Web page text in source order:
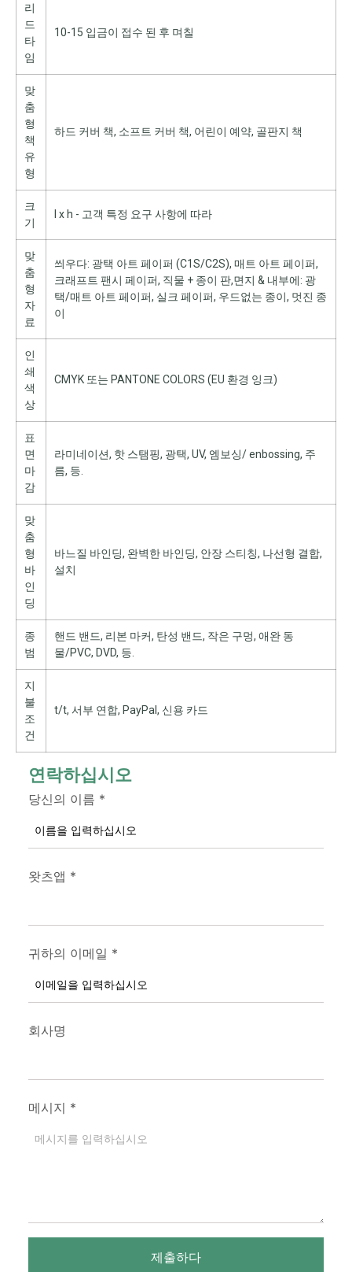
리
드
타
임
10-15 입금이 접수 된 후 며칠
맞
춤
형
책
유
형
하드 커버 책, 소프트 커버 책, 어린이 예약, 골판지 책
크
기
l x h - 고객 특정 요구 사항에 따라
맞
춤
형
자
료
씌우다: 광택 아트 페이퍼 (C1S/C2S), 매트 아트 페이퍼,
크래프트 팬시 페이퍼, 직물 + 종이 판,면지 & 내부에: 광
택/매트 아트 페이퍼, 실크 페이퍼, 우드없는 종이, 멋진 종
이
인
쇄
색
상
CMYK 또는 PANTONE COLORS (EU 환경 잉크)
표
면
마
감
라미네이션, 핫 스탬핑, 광택, UV, 엠보싱/ enbossing, 주
름, 등.
맞
춤
형
바
인
딩
바느질 바인딩, 완벽한 바인딩, 안장 스티칭, 나선형 결합,
설치
종
범
핸드 밴드, 리본 마커, 탄성 밴드, 작은 구멍, 애완 동
물/PVC, DVD, 등.
지
불
조
건
t/t, 서부 연합, PayPal, 신용 카드
연락하십시오
당신의 이름 *
왓츠앱 *
귀하의 이메일 *
회사명
메시지 *
제출하다